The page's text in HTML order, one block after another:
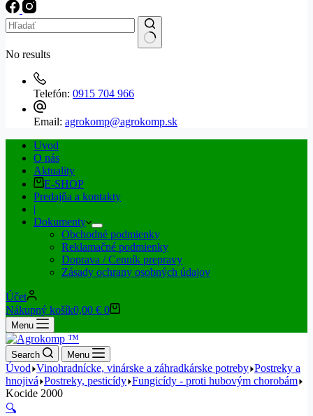
No results
Telefón: 0915 704 966
Email: agrokomp@agrokomp.sk
Uvod
O nás
Aktuality
E-SHOP
Predajňa a kontakty
|
Dokumenty
Obchodné podmienky
Reklamačné podmienky
Doprava / Cenník prepravy
Zásady ochrany osobných údajov
Účet
Nákupný košík0,00 € 0
Menu
Search Menu
Úvod Vinohradnícke, vinárske a záhradkárske potreby Postreky a
hnojivá Postreky, pesticídy Fungicídy - proti hubovým chorobám
Kocide 2000
🔍